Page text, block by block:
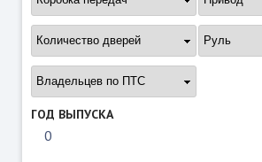
ГОД ВЫПУСКА